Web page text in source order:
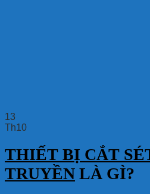
13
Th10
THIẾT BỊ CẮT
TRUYỀN LÀ GÌ?